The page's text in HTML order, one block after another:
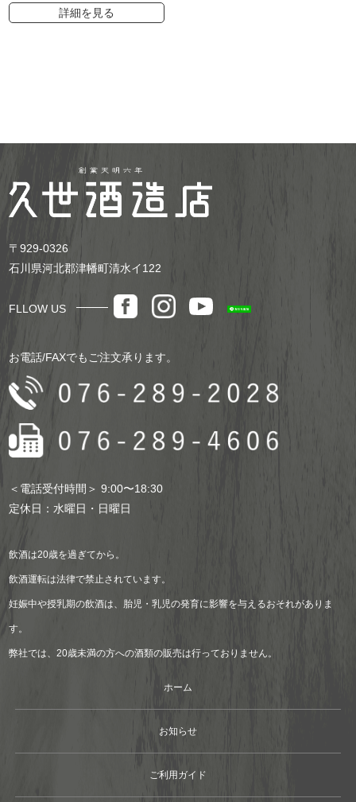
詳細を見る
お買い物を続ける カートへ進む
〒929-0326
石川県河北郡津幡町清水イ122
FLLOW US
お電話/FAXでもご注文承ります。
＜電話受付時間＞ 9:00〜18:30
定休日：水曜日・日曜日
飲酒は20歳を過ぎてから。
飲酒運転は法律で禁止されています。
妊娠中や授乳期の飲酒は、胎児・乳児の発育に影響を与えるおそれがありま
す。
弊社では、20歳未満の方への酒類の販売は行っておりません。
ホーム
お知らせ
ご利用ガイド